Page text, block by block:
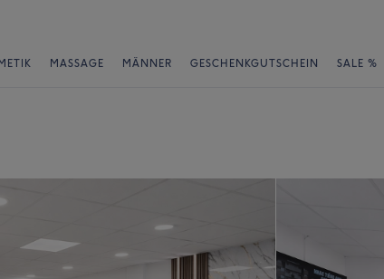
MASSAGE MÄNNER GESCHENKGUTSCHEIN SALE %